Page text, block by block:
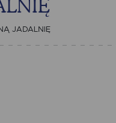
JADALNIĘ